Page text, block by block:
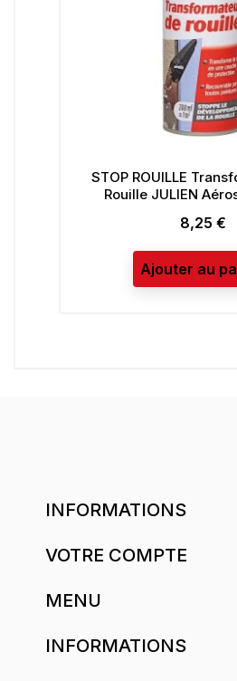
STOP ROUILLE
Rouille JULIEN
Prix
8,25 €
Ajouter au
INFORMATIONS
VOTRE COMPTE
MENU
INFORMATIONS